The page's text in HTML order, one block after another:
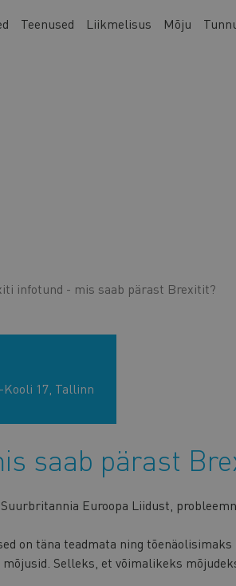
Teenused Liikmelisus Mõju
infotund - mis saab pärast Brexitit?
Kooli 17, Tallinn
saab pärast
Euroopa Liidust,
on täna teadmata ning tõenäolisimaks
Selleks, et võimalikeks